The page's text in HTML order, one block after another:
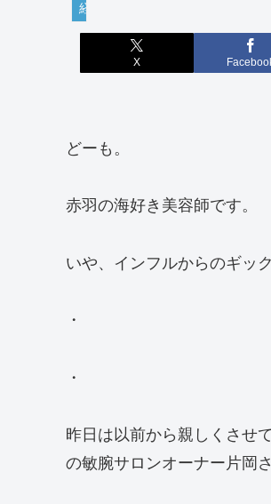
経営・学び
X
どーも。
赤羽の海好き美容師です。
いや、インフルからのギッ
・
・
昨日は以前から親しくさせ
の敏腕サロンオーナー片岡